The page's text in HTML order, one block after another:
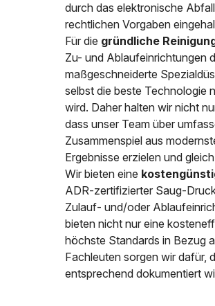
durch das elektronische
rechtlichen Vorgaben
Für die gründliche
Zu- und Ablaufeinrichtungen
maßgeschneiderte
selbst die beste Technologie
wird. Daher halten wir nicht
dass unser Team über
Zusammenspiel aus
Ergebnisse erzielen und
Wir bieten eine
ADR-zertifizierter Saug-
Zulauf- und/oder
bieten nicht nur eine
höchste Standards in Bezug
Fachleuten sorgen wir dafür,
entsprechend dokumentiert